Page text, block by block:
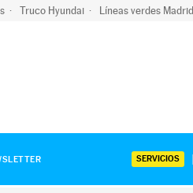
Truco Hyundai Líneas verdes Madrid
SERVICIOS